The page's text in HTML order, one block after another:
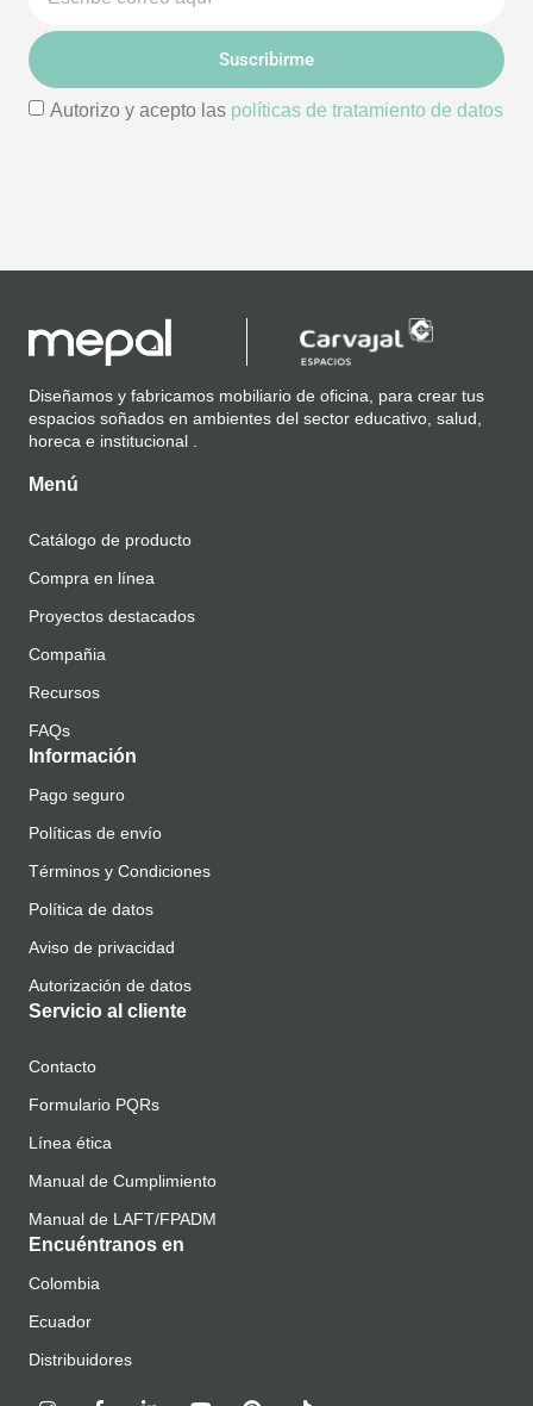
Autorizo y acepto las políticas de tratamiento de datos
Suscribirme
Diseñamos y fabricamos mobiliario de oficina, para crear tus
espacios soñados en ambientes del sector educativo, salud,
horeca e institucional .
Menú
Catálogo de producto
Compra en línea
Proyectos destacados
Compañia
Recursos
FAQs
Información
Pago seguro
Políticas de envío
Términos y Condiciones
Política de datos
Aviso de privacidad
Autorización de datos
Servicio al cliente
Contacto
Formulario PQRs
Línea ética
Manual de Cumplimiento
Manual de LAFT/FPADM
Encuéntranos en
Colombia
Ecuador
Distribuidores